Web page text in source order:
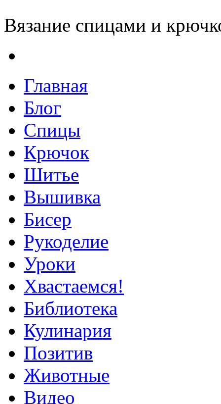
Вязание спицами и
Главная
Блог
Спицы
Крючок
Шитье
Вышивка
Бисер
Рукоделие
Уроки
Хвастаемся!
Библиотека
Кулинария
Позитив
Животные
Видео